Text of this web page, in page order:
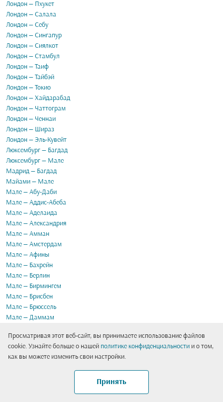
Просматривая этот веб-сайт, вы принимаете использование файлов
cookie. Узнайте больше о нашей политике конфиденциальности и о том,
как вы можете изменить свои настройки.
Принять
Лондон — Пхукет
Лондон — Салала
Лондон — Себу
Лондон — Сингапур
Лондон — Сиялкот
Лондон — Стамбул
Лондон — Таиф
Лондон — Тайбэй
Лондон — Токио
Лондон — Хайдарабад
Лондон — Чаттограм
Лондон — Ченнаи
Лондон — Шираз
Лондон — Эль-Кувейт
Люксембург — Багдад
Люксембург — Мале
Мадрид — Багдад
Майами — Мале
Мале — Абу-Даби
Мале — Аддис-Абеба
Мале — Аделаида
Мале — Александрия
Мале — Амман
Мале — Амстердам
Мале — Афины
Мале — Бахрейн
Мале — Берлин
Мале — Бирмингем
Мале — Брисбен
Мале — Брюссель
Мале — Даммам
Мале — Джидда
Мале — Дохи
Мале — Дубай